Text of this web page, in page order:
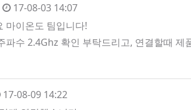
17-08-03 14:07
마이온도 팀입니다!
파수 2.4Ghz 확인 부탁드리고, 연결할때
17-08-09 14:22